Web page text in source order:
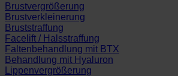
Brustvergrößerung
Brustverkleinerung
Bruststraffung
Facelift / Halsstraffung
Faltenbehandlung mit BTX
Behandlung mit Hyaluron
Lippenvergrößerung